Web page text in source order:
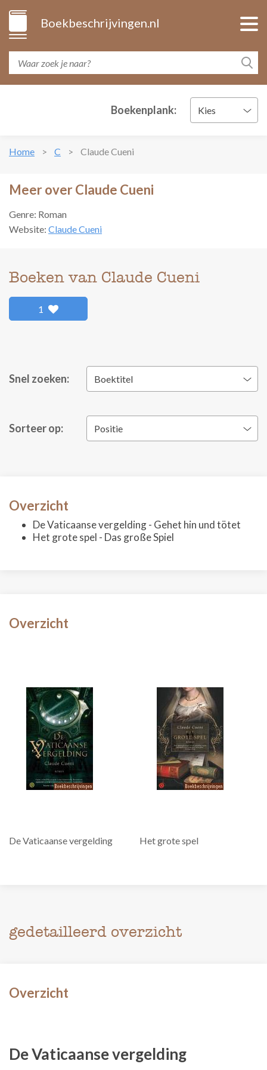
Boekbeschrijvingen.nl
Boekenplank: Kies
Home C Claude Cueni
Meer over Claude Cueni
Genre: Roman
Website: Claude Cueni
Boeken van Claude Cueni
1
Snel zoeken: Boektitel
Sorteer op: Positie
Overzicht
De Vaticaanse vergelding - Gehet hin und tötet
Het grote spel - Das große Spiel
Overzicht
De Vaticaanse vergelding Het grote spel
gedetailleerd overzicht
Overzicht
De Vaticaanse vergelding